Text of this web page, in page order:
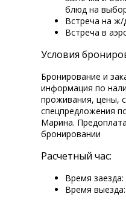
блюд на
Встреча на ж/
Встреча в
Условия
Бронирование и
информация по
проживания, цены,
спецпредложения
Марина.
бронировании
Расчетный час:
Время заезда:
Время